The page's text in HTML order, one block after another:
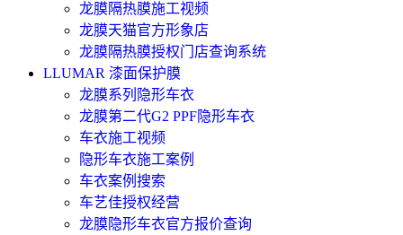
龙膜隔热膜施工视频
龙膜天猫官方形象店
龙膜隔热膜授权门店查询系统
LLUMAR 漆面保护膜
龙膜系列隐形车衣
龙膜第二代G2 PPF隐形车衣
车衣施工视频
隐形车衣施工案例
车衣案例搜索
车艺佳授权经营
龙膜隐形车衣官方报价查询